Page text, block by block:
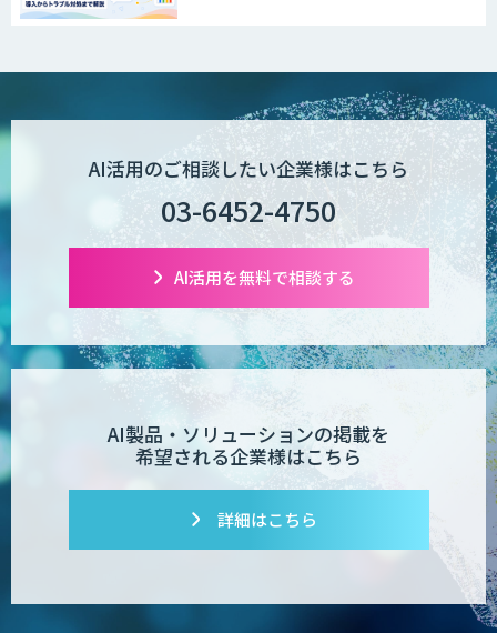
AI活用のご相談したい企業様はこちら
03-6452-4750
AI活用を無料で相談する
AI製品・ソリューションの掲載を
希望される企業様はこちら
詳細はこちら